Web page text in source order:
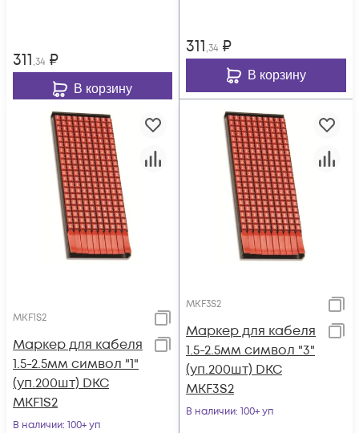
311,34 ₽
В корзину
311,34 ₽
В корзину
MKF1S2
Маркер для кабеля
1.5-2.5мм символ "1"
(уп.200шт) DKC
MKF1S2
В наличии: 100+ уп
MKF3S2
Маркер для кабеля
1.5-2.5мм символ "3"
(уп.200шт) DKC
MKF3S2
В наличии: 100+ уп